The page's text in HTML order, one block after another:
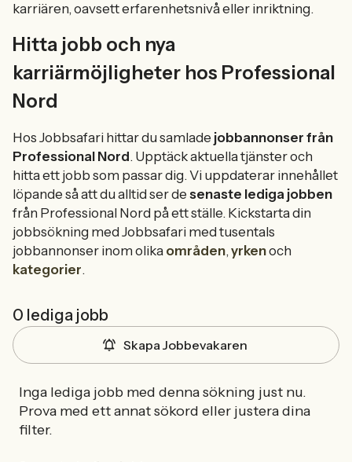
karriären, oavsett erfarenhetsnivå eller inriktning.
Hitta jobb och nya
karriärmöjligheter hos Professional
Nord
Hos Jobbsafari hittar du samlade jobbannonser från
Professional Nord. Upptäck aktuella tjänster och
hitta ett jobb som passar dig. Vi uppdaterar innehållet
löpande så att du alltid ser de senaste lediga jobben
från Professional Nord på ett ställe. Kickstarta din
jobbsökning med Jobbsafari med tusentals
jobbannonser inom olika områden,yrkenoch
kategorier.
0 lediga jobb
Skapa Jobbevakaren
Inga lediga jobb med denna sökning just nu.
Prova med ett annat sökord eller justera dina
filter.